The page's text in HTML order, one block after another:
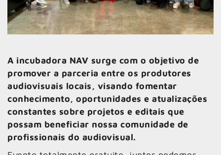
A incubadora NAV surge com o objetivo de
promover a parceria entre os produtores
audiovisuais locais, visando fomentar
conhecimento, oportunidades e atualizações
constantes sobre projetos e editais que
possam beneficiar nossa comunidade de
profissionais do audiovisual.